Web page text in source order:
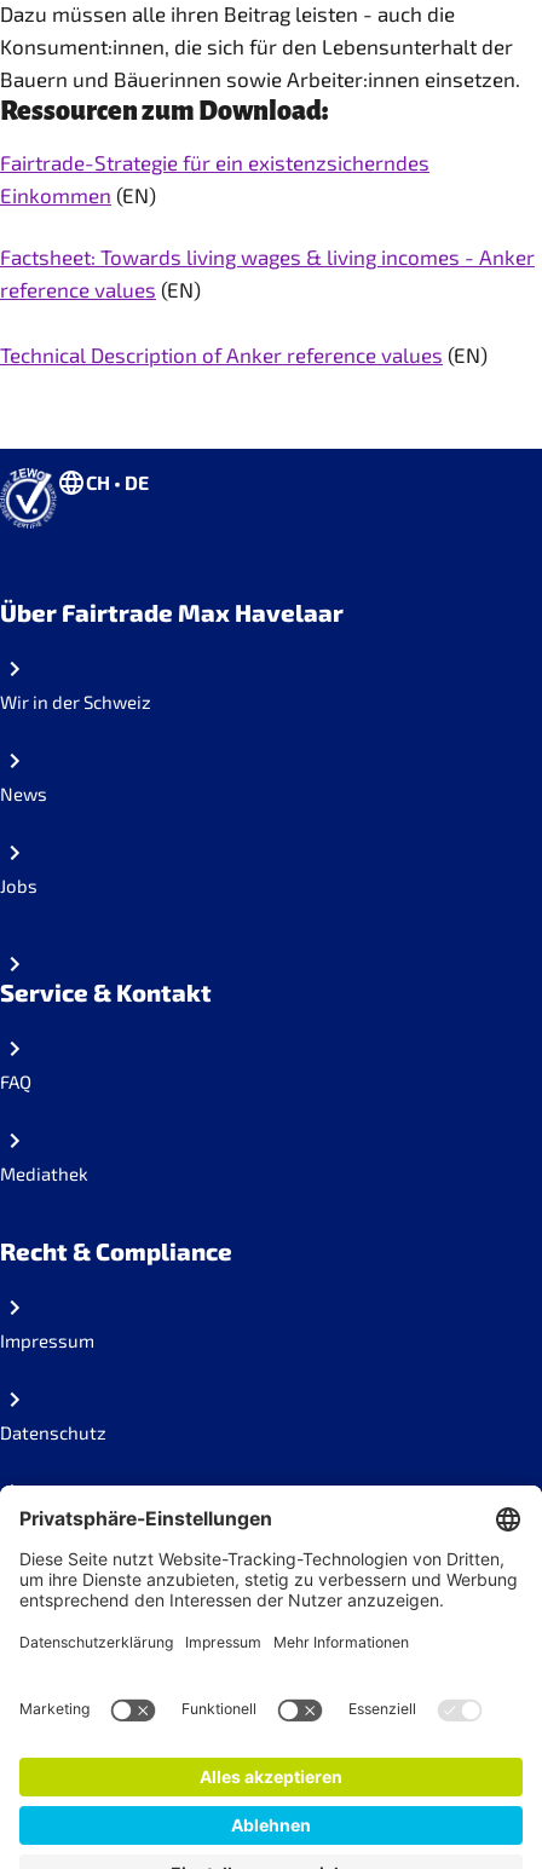
Dazu müssen alle ihren Beitrag leisten - auch die
Konsument:innen, die sich für den Lebensunterhalt der
Bauern und Bäuerinnen sowie Arbeiter:innen einsetzen.
Ressourcen zum Download:
Fairtrade-Strategie für ein existenzsicherndes
Einkommen (EN)
Factsheet: Towards living wages & living incomes - Anker
reference values (EN)
Technical Description of Anker reference values (EN)
CH • DE
Über Fairtrade Max Havelaar
Wir in der Schweiz
News
Jobs
Service & Kontakt
FAQ
Mediathek
Recht & Compliance
Impressum
Datenschutz
Code of conduct
Social Links
Newsletter
Jetzt anmelden